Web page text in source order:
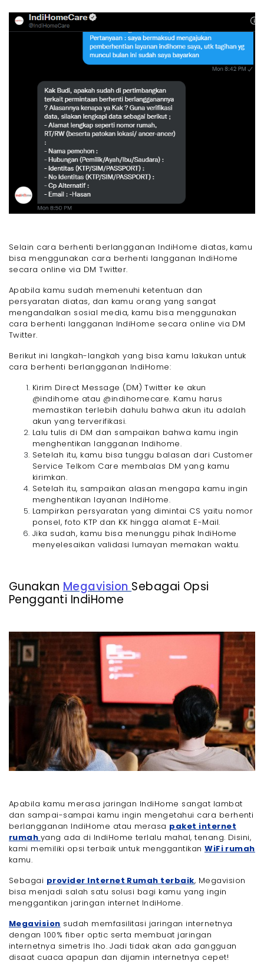
Selain cara berhenti berlangganan IndiHome diatas, kamu
bisa menggunakan cara berhenti langganan IndiHome
secara online via DM Twitter.
Apabila kamu sudah memenuhi ketentuan dan
persyaratan diatas, dan kamu orang yang sangat
mengandalkan sosial media, kamu bisa menggunakan
cara berhenti langganan IndiHome secara online via DM
Twitter.
Berikut ini langkah-langkah yang bisa kamu lakukan untuk
cara berhenti berlangganan IndiHome:
Kirim Direct Message (DM) Twitter ke akun
@indihome atau @indihomecare. Kamu harus
memastikan terlebih dahulu bahwa akun itu adalah
akun yang terverifikasi.
Lalu tulis di DM dan sampaikan bahwa kamu ingin
menghentikan langganan Indihome.
Setelah itu, kamu bisa tunggu balasan dari Customer
Service Telkom Care membalas DM yang kamu
kirimkan.
Setelah itu, sampaikan alasan mengapa kamu ingin
menghentikan layanan IndiHome.
Lampirkan persyaratan yang dimintai CS yaitu nomor
ponsel, foto KTP dan KK hingga alamat E-Mail.
Jika sudah, kamu bisa menunggu pihak IndiHome
menyelesaikan validasi lumayan memakan waktu.
GunakanMegavisionSebagai Opsi
Pengganti IndiHome
Apabila kamu merasa jaringan IndiHome sangat lambat
dan sampai-sampai kamu ingin mengetahui cara berhenti
berlangganan IndiHome atau merasa paket internet
rumah yang ada di IndiHome terlalu mahal, tenang. Disini,
kami memiliki opsi terbaik untuk menggantikanWiFi rumah
kamu.
Sebagai provider Internet Rumah terbaik, Megavision
bisa menjadi salah satu solusi bagi kamu yang ingin
menggantikan jaringan internet IndiHome.
Megavision sudah memfasilitasi jaringan internetnya
dengan 100% fiber optic serta membuat jaringan
internetnya simetris lho. Jadi tidak akan ada gangguan
disaat cuaca apapun dan dijamin internetnya cepet!